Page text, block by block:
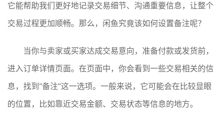
它能帮助我们更好地记录交易细节、沟通重要信息，让整个
交易过程更加顺畅。那么，闲鱼究竟该如何设置备注呢？
当你与卖家或买家达成交易意向，准备付款或发货前，
进入订单详情页面。在页面中，你会看到一些交易相关的信
息，找到“备注”这一选项。一般来说，它可能会在比较显眼
的位置，比如靠近交易金额、交易状态等信息的地方。